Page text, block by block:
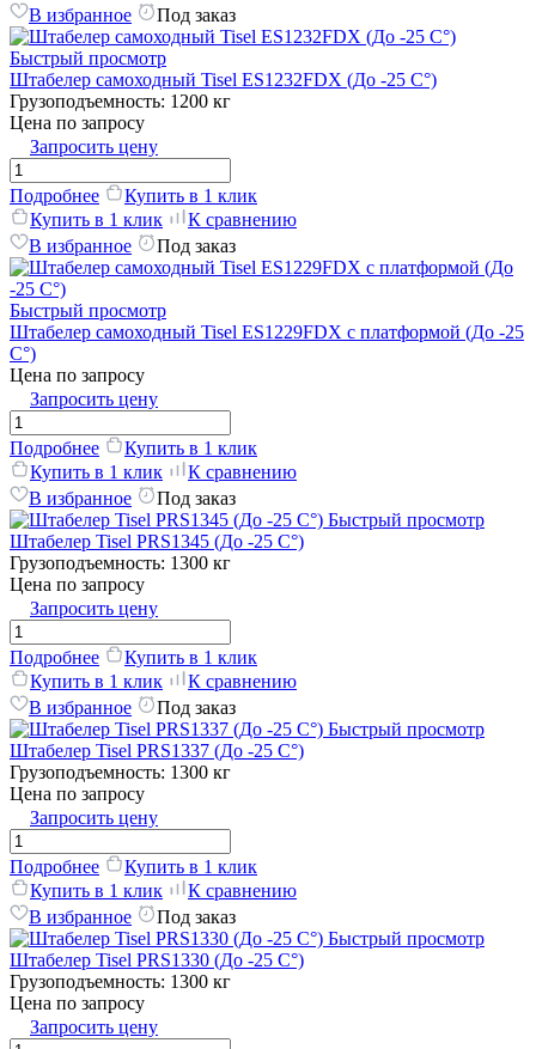
В избранное
Под заказ
Быстрый просмотр
Штабелер самоходный Tisel ES1232FDX (До -25 C°)
Грузоподъемность: 1200 кг
Цена по запросу
Запросить цену
Подробнее
Купить в 1 клик
Купить в 1 клик
К сравнению
В избранное
Под заказ
Быстрый просмотр
Штабелер самоходный Tisel ES1229FDX с платформой (До -25
C°)
Цена по запросу
Запросить цену
Подробнее
Купить в 1 клик
Купить в 1 клик
К сравнению
В избранное
Под заказ
Быстрый просмотр
Штабелер Tisel PRS1345 (До -25 C°)
Грузоподъемность: 1300 кг
Цена по запросу
Запросить цену
Подробнее
Купить в 1 клик
Купить в 1 клик
К сравнению
В избранное
Под заказ
Быстрый просмотр
Штабелер Tisel PRS1337 (До -25 C°)
Грузоподъемность: 1300 кг
Цена по запросу
Запросить цену
Подробнее
Купить в 1 клик
Купить в 1 клик
К сравнению
В избранное
Под заказ
Быстрый просмотр
Штабелер Tisel PRS1330 (До -25 C°)
Грузоподъемность: 1300 кг
Цена по запросу
Запросить цену